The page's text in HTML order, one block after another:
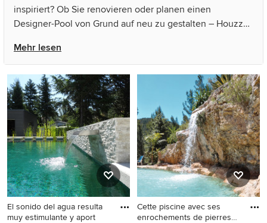
inspiriert? Ob Sie renovieren oder planen einen
Designer-Pool von Grund auf neu zu gestalten – Houzz
Architekten dieses Landes, unter anderem von Oskarch
architettura_Arch. Lino Cabras und WATERWORLD.
Sehen Sie sich Fotos in vielen verschiedenen Farben und
Stilen an – wenn Sie ein Pool-Design entdeckt haben,
das Sie inspiriert, speichern Sie das Foto in einem
Ideenbuch oder kontaktieren Sie den Experten, dessen
Design-Ideen Sie sich auch für Ihr Zuhause vorstellen
können. Entdecken Sie in unserer Fotogalerie schöne
Pool-Ideen und finden Sie heraus, warum Houzz die
beste Erfahrung bietet, wenn es um die Renovierung
oder das Einrichten von Haus und Wohnung geht.
Mehr lesen
El sonido del agua resulta
muy estimulante y aport
Cette piscine avec ses
enrochements de pierres